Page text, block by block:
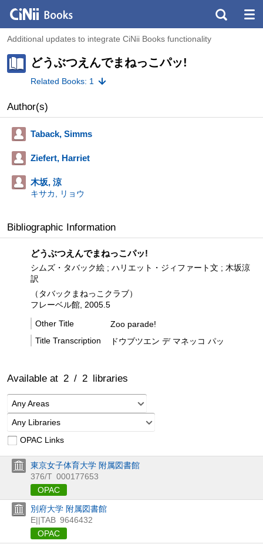
Additional updates to integrate CiNii Books functionality
どうぶつえんでまねっこパッ!
Related Books: 1
Author(s)
Taback, Simms
Ziefert, Harriet
木坂, 涼
キサカ, リョウ
Bibliographic Information
どうぶつえんでまねっこパッ!
シムズ・タバック絵 ; ハリエット・ジィファート文 ; 木坂涼
訳
（タバックまねっこクラブ）
フレーベル館, 2005.5
Other Title
Zoo parade!
Title Transcription
ドウブツエン デ マネッコ パッ
Available at 2 / 2 libraries
Any Areas
Any Libraries
OPAC Links
東京女子体育大学 附属図書館
376/T 000177653
OPAC
別府大学 附属図書館
E||TAB 9646432
OPAC